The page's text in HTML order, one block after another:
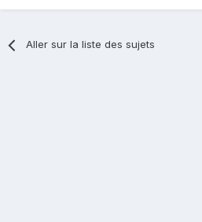
Aller sur la liste des sujets